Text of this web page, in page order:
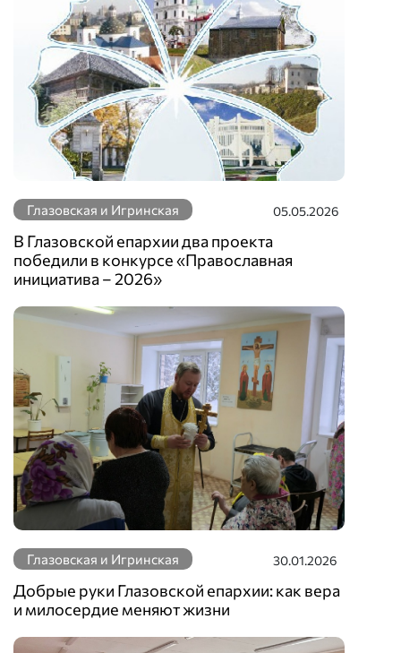
Глазовская и Игринская 05.05.2026
В Глазовской епархии два проекта
победили в конкурсе «Православная
инициатива – 2026»
Глазовская и Игринская 30.01.2026
Добрые руки Глазовской епархии: как вера
и милосердие меняют жизни